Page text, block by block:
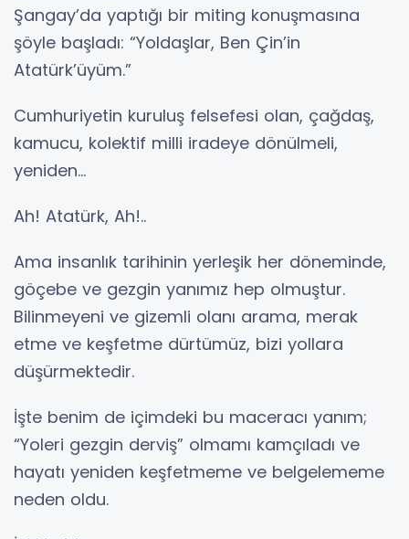
Şangay’da yaptığı bir miting konuşmasına
şöyle başladı: “Yoldaşlar, Ben Çin’in
Atatürk’üyüm.”
Cumhuriyetin kuruluş felsefesi olan, çağdaş,
kamucu, kolektif milli iradeye dönülmeli,
yeniden...
Ah! Atatürk, Ah!..
Ama insanlık tarihinin yerleşik her döneminde,
göçebe ve gezgin yanımız hep olmuştur.
Bilinmeyeni ve gizemli olanı arama, merak
etme ve keşfetme dürtümüz, bizi yollara
düşürmektedir.
İşte benim de içimdeki bu maceracı yanım;
“Yoleri gezgin derviş” olmamı kamçıladı ve
hayatı yeniden keşfetmeme ve belgelememe
neden oldu.